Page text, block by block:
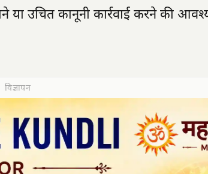
या उचित कानूनी कार्रवाई करने की
विज्ञापन